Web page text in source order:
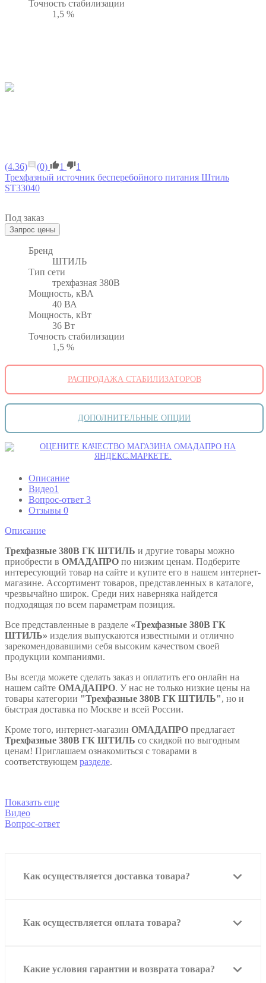
Точность стабилизации
1,5 %
(4.36) (0) 1
1
Трехфазный источник бесперебойного питания Штиль
ST33040
Под заказ
Бренд
ШТИЛЬ
Тип сети
трехфазная 380В
Мощность, кВА
40 ВА
Мощность, кВт
36 Вт
Точность стабилизации
1,5 %
РАСПРОДАЖА СТАБИЛИЗАТОРОВ
ДОПОЛНИТЕЛЬНЫЕ ОПЦИИ
Описание
Видео1
Вопрос-ответ 3
Отзывы 0
Описание
Трехфазные 380В ГК ШТИЛЬ и другие товары можно
приобрести в ОМАДАПРО по низким ценам. Подберите
интересующий товар на сайте и купите его в нашем интернет-
магазине. Ассортимент товаров, представленных в каталоге,
чрезвычайно широк. Среди них наверняка найдется
подходящая по всем параметрам позиция.
Все представленные в разделе «Трехфазные 380В ГК
ШТИЛЬ» изделия выпускаются известными и отлично
зарекомендовавшими себя высоким качеством своей
продукции компаниями.
Вы всегда можете сделать заказ и оплатить его онлайн на
нашем сайте ОМАДАПРО. У нас не только низкие цены на
товары категории "Трехфазные 380В ГК ШТИЛЬ", но и
быстрая доставка по Москве и всей России.
Кроме того, интернет-магазин ОМАДАПРО предлагает
Трехфазные 380В ГК ШТИЛЬ со скидкой по выгодным
ценам! Приглашаем ознакомиться с товарами в
соответствующем разделе.
Показать еще
Видео
Вопрос-ответ
Как осуществляется доставка товара?
Как осуществляется оплата товара?
Какие условия гарантии и возврата товара?